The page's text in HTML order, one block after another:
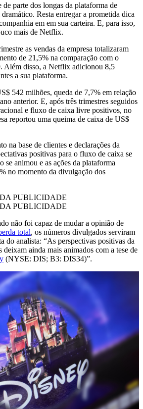
parte dos longas da plataforma de
Resta entregar a prometida dica
em em sua carteira. E, para isso,
mais de Netflix.
as vendas da empresa totalizaram
de 21,5% na comparação com o
Além disso, a Netflix adicionou 8,5
a sua plataforma.
542 milhões, queda de 7,7% em relação
anterior. E, após três trimestres seguidos
e fluxo de caixa livre positivos, no
reportou uma queima de caixa de US$
na base de clientes e declarações da
positivas para o fluxo de caixa se
se animou e as ações da plataforma
no momento da divulgação dos
PUBLICIDADE
PUBLICIDADE
não foi capaz de mudar a opinião de
total, os números divulgados serviram
do analista: “As perspectivas positivas da
ainda mais animados com a tese de
(NYSE: DIS; B3: DIS34)”.